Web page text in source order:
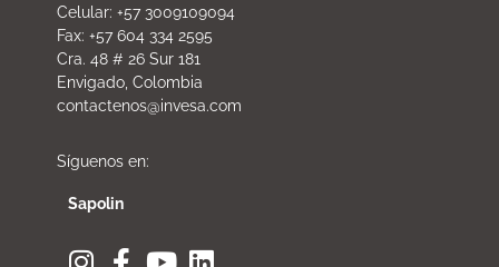
Celular: +57 3009109094
Fax: +57 604 334 2595
Cra. 48 # 26 Sur 181
Envigado, Colombia
contactenos@invesa.com
Síguenos en:
Sapolin